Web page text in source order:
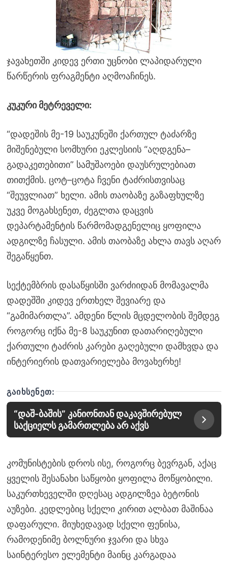
ჯავახეთში კიდევ ერთი უცნობი ლაპიდარული
წარწერის ფრაგმენტი აღმოაჩინეს.
კუკური მეტრეველი:
“დადეშის მე-19 საუკუნეში ქართულ ტაძარზე
მიშენებული სომხური ეკლესიის “აღდგენა–
გადაკეთებითი” სამუშაოები დაუსრულებიათ
თითქმის. ცოტ–ცოტა ჩვენი ტაძრისთვისაც
“შეუვლიათ” ხელი. ამის თაობაზე გაზაფხულზე
უკვე მოგახსენეთ, ძეგლთა დაცვის
დეპარტამენტის წარმომადგენელიც ყოფილა
ადგილზე ჩასული. ამის თაობაზე ახლა თავს აღარ
შეგაწყენთ.
სექტემბრის დასაწყისში ვარძიიდან მომავალმა
დადეშში კიდევ ერთხელ შევიარე და
“გამიმართლა”. ამდენი წლის მცდელობის შემდეგ
როგორც იქნა მე-8 საუკუნით დათარიღებული
ქართული ტაძრის კარები გაღებული დამხვდა და
ინტერიერის დათვარიელება მოვახერხე!
ᲒᲐᲘᲮᲡᲔᲜᲔᲗ:
“დაშ-ბაშის” კანიონთან დაკავშირებულ
საქციელს გამართლება არ აქვს
კომუნისტების დროს ისე, როგორც ბევრგან, აქაც
ყველის შესანახი საწყობი ყოფილა მოწყობილი.
საკურთხეველში დღესაც ადგილზეა ბეტონის
აუზები. კედლებიც სქელი კირით ალბათ მაშინაა
დაფარული. მიუხედავად სქელი ფენისა,
რამოდენიმე ბოლნური ჯვარი და სხვა
საინტერესო ელემენტი მაინც კარგადაა